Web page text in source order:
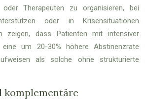
Therapeuten zu organisieren, bei
oder in Krisensituationen
zeigen, dass Patienten mit intensiver
eine um 20-30% höhere Abstinenzrate
als solche ohne strukturierte
komplementäre